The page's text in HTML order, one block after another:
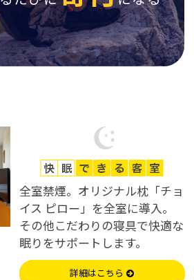
全室禁煙。オリジナル枕「チョ
イス ピロー」を全室に導入。
その他こだわりの寝具で快適な
眠りをサポートします。
詳細はこちら